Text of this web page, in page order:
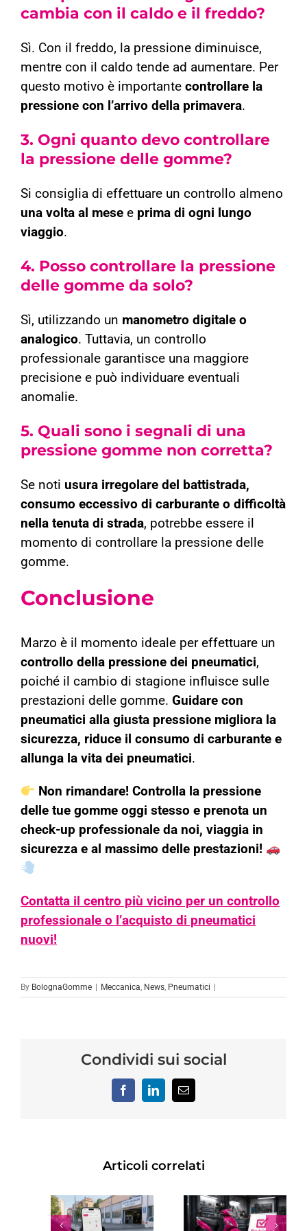
cambia con il caldo e il freddo?
Sì. Con il freddo, la pressione diminuisce,
mentre con il caldo tende ad aumentare. Per
questo motivo è importante controllare la
pressione con l’arrivo della primavera.
3. Ogni quanto devo controllare
la pressione delle gomme?
Si consiglia di effettuare un controllo almeno
una volta al mesee prima di ogni lungo
viaggio.
4. Posso controllare la pressione
delle gomme da solo?
Sì, utilizzando un manometro digitale o
analogico. Tuttavia, un controllo
professionale garantisce una maggiore
precisione e può individuare eventuali
anomalie.
5. Quali sono i segnali di una
pressione gomme non corretta?
Se noti usura irregolare del battistrada,
consumo eccessivo di carburante o difficoltà
nella tenuta di strada, potrebbe essere il
momento di controllare la pressione delle
gomme.
Conclusione
Marzo è il momento ideale per effettuare un
controllo della pressione dei pneumatici,
poiché il cambio di stagione influisce sulle
prestazioni delle gomme. Guidare con
pneumatici alla giusta pressione migliora la
sicurezza, riduce il consumo di carburante e
allunga la vita dei pneumatici.
Non rimandare! Controlla la pressione
delle tue gomme oggi stesso e prenota un
check-up professionale da noi, viaggia in
sicurezza e al massimo delle prestazioni!
Contatta il centro più vicino per un controllo
professionale o l’acquisto di pneumatici
nuovi!
By BolognaGomme Meccanica, News, Pneumatici
Condividi sui social
FacebookLinkedInEmail
Articoli correlati
PATENTE
SCADUTA:
DOVE